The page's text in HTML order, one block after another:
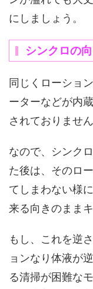
にしましょう。
シンクロの
同じくローショ
ーターなどが内
されておりません
なので、シンク
た後は、そのロ
てしまわない様
来る向きのまま
もし、これを逆
ョンなり体液が
る清掃が困難な